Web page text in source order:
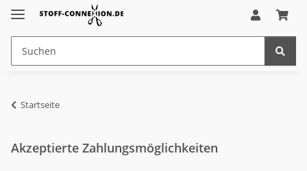
Startseite
Akzeptierte Zahlungsmöglichkeiten